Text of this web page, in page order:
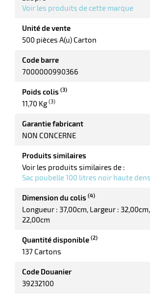
Voir les produits de cette marque
Unité de vente
500 pièces A(u) Carton
Code barre
7000000990366
Poids colis (3)
11,70 Kg (3)
Garantie fabricant
NON CONCERNE
Produits similaires
Voir les produits similaires de :
Sac poubelle 100 litres noir haute
Dimension du colis (4)
Longueur : 37,00cm Largeur : 32,00cm
22,00cm
Quantité disponible (2)
137 Cartons
Code Douanier
39232100